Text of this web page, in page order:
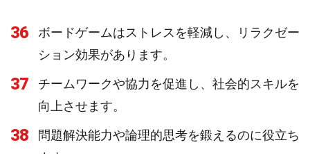
36
ボードゲームはストレスを軽減し、リラクゼー
ション効果があります。
37
チームワークや協力を促進し、社会的スキルを
向上させます。
38
問題解決能力や論理的思考を鍛えるのに役立ち